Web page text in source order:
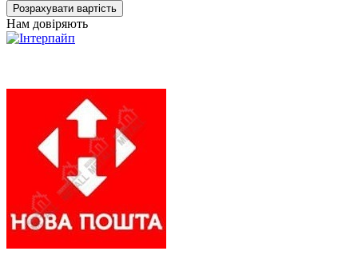
Розрахувати вартість
Нам довіряють